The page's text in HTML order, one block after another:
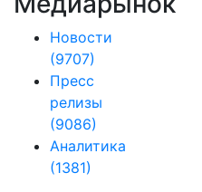
Новости
(9707)
Пресс
релизы
(9086)
Аналитика
(1381)